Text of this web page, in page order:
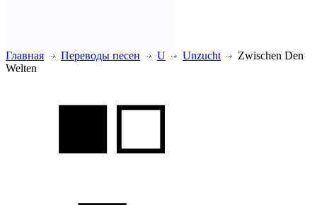
Главная Переводы песен U Unzucht
Zwischen Den
Welten